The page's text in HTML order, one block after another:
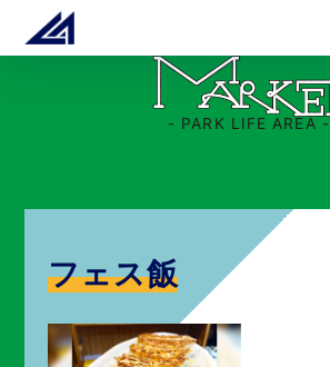
- PARK LIFE AREA -
フェス飯